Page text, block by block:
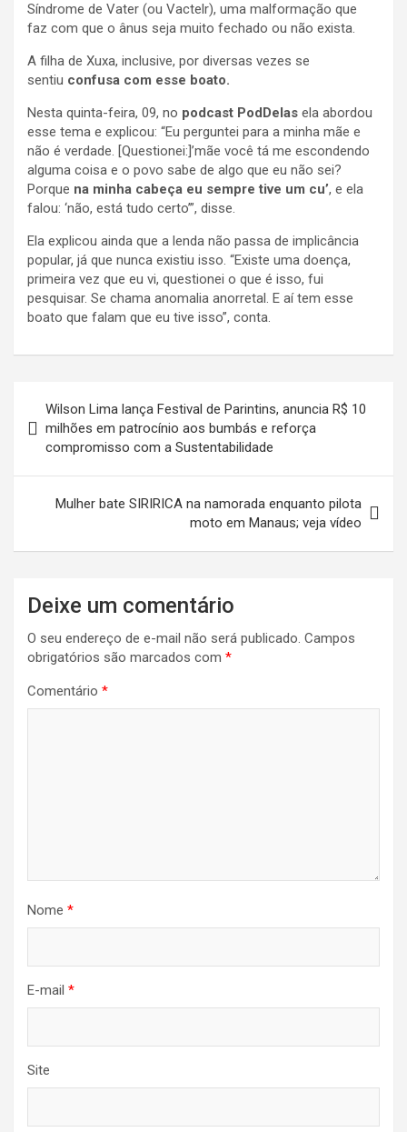
Síndrome de Vater (ou Vactelr), uma malformação que
faz com que o ânus seja muito fechado ou não exista.
A filha de Xuxa, inclusive, por diversas vezes se
sentiu confusa com esse boato.
Nesta quinta-feira, 09, no podcast PodDelas ela abordou
esse tema e explicou: “Eu perguntei para a minha mãe e
não é verdade. [Questionei:]’mãe você tá me escondendo
alguma coisa e o povo sabe de algo que eu não sei?
Porque na minha cabeça eu sempre tive um cu’, e ela
falou: ‘não, está tudo certo’”, disse.
Ela explicou ainda que a lenda não passa de implicância
popular, já que nunca existiu isso. “Existe uma doença,
primeira vez que eu vi, questionei o que é isso, fui
pesquisar. Se chama anomalia anorretal. E aí tem esse
boato que falam que eu tive isso”, conta.
de
Post
Wilson Lima lança Festival de Parintins, anuncia R$ 10
milhões em patrocínio aos bumbás e reforça
compromisso com a Sustentabilidade
Mulher bate SIRIRICA na namorada enquanto pilota
moto em Manaus; veja vídeo
Deixe um comentário
O seu endereço de e-mail não será publicado. Campos
obrigatórios são marcados com *
Comentário *
Nome *
E-mail *
Site